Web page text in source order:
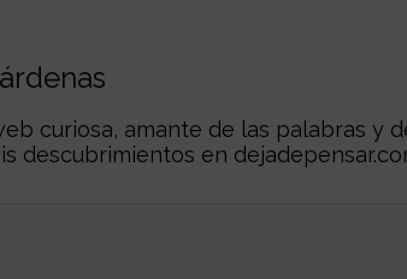
curiosa, amante de las palabras y
descubrimientos en